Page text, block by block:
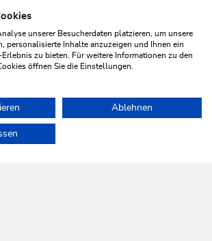
Wintersportler.
Winter Schneeschuhwandern Ski &
unserer Besucherdaten platzieren, um unsere
personalisierte Inhalte anzuzeigen und Ihnen ein
zu bieten. Für weitere Informationen zu den
öffnen Sie die Einstellungen.
Ablehnen